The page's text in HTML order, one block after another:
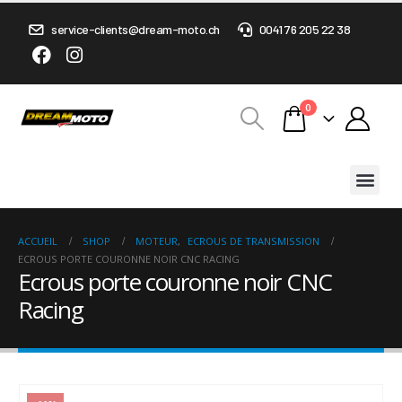
service-clients@dream-moto.ch 0041 76 205 22 38
0
ACCUEIL SHOP MOTEUR,
ECROUS DE TRANSMISSION
ECROUS PORTE COURONNE NOIR CNC RACING
Ecrous porte couronne noir CNC
Racing